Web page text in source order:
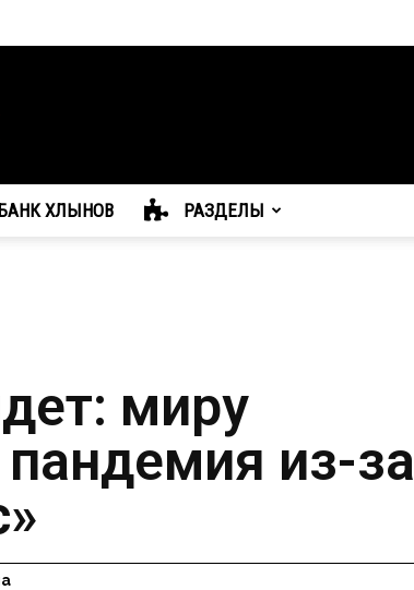
ХЛЫНОВ РАЗДЕЛЫ
миру
пандемия из-за